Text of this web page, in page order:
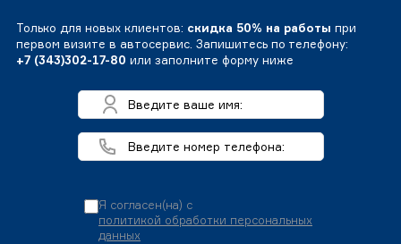
Только для новых клиентов: скидка 50% на работы при
первом визите в автосервис. Запишитесь по телефону:
+7 (343)302-17-80 или заполните форму ниже
Я согласен(на) с
политикой обработки персональных
данных